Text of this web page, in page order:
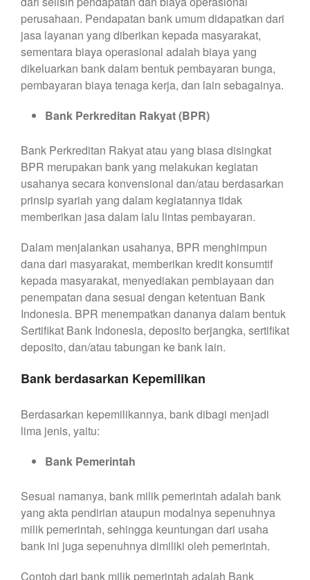
perusahaan. Pendapatan bank umum didapatkan dari
jasa layanan yang diberikan kepada masyarakat,
sementara biaya operasional adalah biaya yang
dikeluarkan bank dalam bentuk pembayaran bunga,
pembayaran biaya tenaga kerja, dan lain sebagainya.
Bank Perkreditan Rakyat (BPR)
Bank Perkreditan Rakyat atau yang biasa disingkat
BPR merupakan bank yang melakukan kegiatan
usahanya secara konvensional dan/atau berdasarkan
prinsip syariah yang dalam kegiatannya tidak
memberikan jasa dalam lalu lintas pembayaran.
Dalam menjalankan usahanya, BPR menghimpun
dana dari masyarakat, memberikan kredit konsumtif
kepada masyarakat, menyediakan pembiayaan dan
penempatan dana sesuai dengan ketentuan Bank
Indonesia. BPR menempatkan dananya dalam bentuk
Sertifikat Bank Indonesia, deposito berjangka, sertifikat
deposito, dan/atau tabungan ke bank lain.
Bank berdasarkan Kepemilikan
Berdasarkan kepemilikannya, bank dibagi menjadi
lima jenis, yaitu:
Bank Pemerintah
Sesuai namanya, bank milik pemerintah adalah bank
yang akta pendirian ataupun modalnya sepenuhnya
milik pemerintah, sehingga keuntungan dari usaha
bank ini juga sepenuhnya dimiliki oleh pemerintah.
Contoh dari bank milik pemerintah adalah Bank